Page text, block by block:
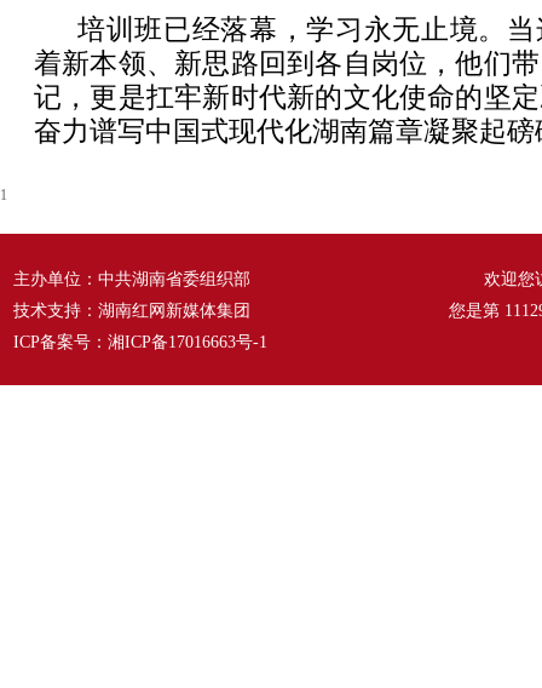
培训班已经落幕，学习永无止境。
着新本领、新思路回到各自岗位，他们
记，更是扛牢新时代新的文化使命的坚
奋力谱写中国式现代化湖南篇章凝聚起
1
主办单位：中共湖南省委组织部
技术支持：湖南红网新媒体集团
ICP备案号： 湘ICP备17016663号-1
欢迎您
您是第